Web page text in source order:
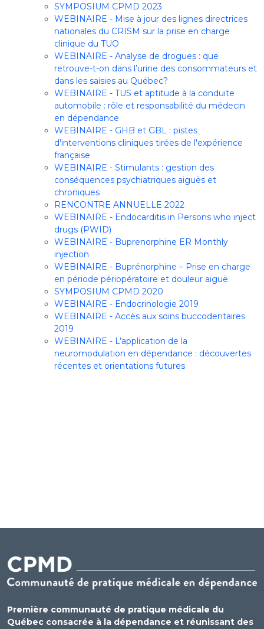
SYMPOSIUM CPMD 2023
WEBINAIRE - Mise à jour des lignes directrices
nationales du CRISM sur la prise en charge
clinique du TUO
WEBINAIRE - Analyse de drogues : que
retrouve-t-on dans l’urine des consommateurs et
dans les saisies au Québec?
WEBINAIRE - TUS et aptitude à la conduite
automobile : rôle et responsabilité du médecin
en dépendance
WEBINAIRE - GHB et GBL : pistes
d'interventions cliniques tirées de l'expérience
française
WEBINAIRE - Stimulants : gestion des
conséquences psychiatriques aiguës et
chroniques
RENCONTRE ANNUELLE 2022
WEBINAIRE - Endocarditis in Persons who inject
drugs (PWID)
WEBINAIRE - Buprenorphine ER Monthly
injection
WEBINAIRE - Buprénorphine – Prise en charge
en période périopératoire et douleur aiguë
SYMPOSIUM CPMD 2020
WEBINAIRE - Endocrinologie 2019
WEBINAIRE - Accès aux soins buccodentaires
2019
WEBINAIRE - L’application de la
neuromodulation en dépendance : découvertes
récentes et orientations futures
Première communauté de pratique médicale du
Québec consacrée à la dépendance et réunissant des